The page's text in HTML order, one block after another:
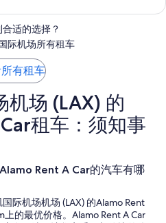
适的选择？
际机场所有租车
有租车
机场 (LAX) 的
租车：须知事
Rent A Car的汽车有哪
际机场机场 (LAX) 的Alamo Rent
的最优价格。Alamo Rent A Car